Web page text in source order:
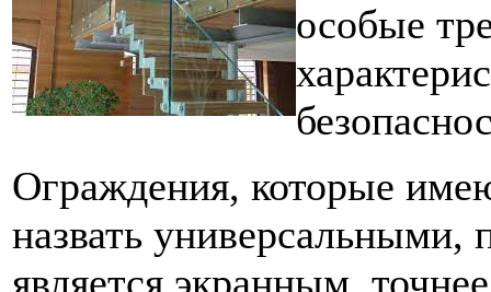
особые
Ограждения, которые
назвать универсальными,
является экранным,